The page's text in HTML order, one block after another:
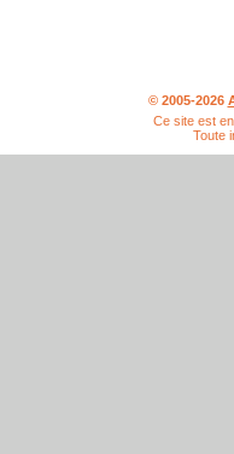
© 2005-2026
Ce site est
Toute